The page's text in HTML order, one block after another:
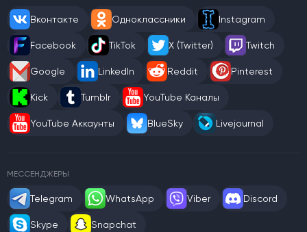
Вконтакте Одноклассники Instagram
Facebook TikTok X (Twitter) Twitch
Google LinkedIn Reddit Pinterest
Kick Tumblr YouTube Каналы
YouTube Аккаунты BlueSky Livejournal
МЕССЕНДЖЕРЫ
Telegram WhatsApp Viber Discord
Skype Snapchat